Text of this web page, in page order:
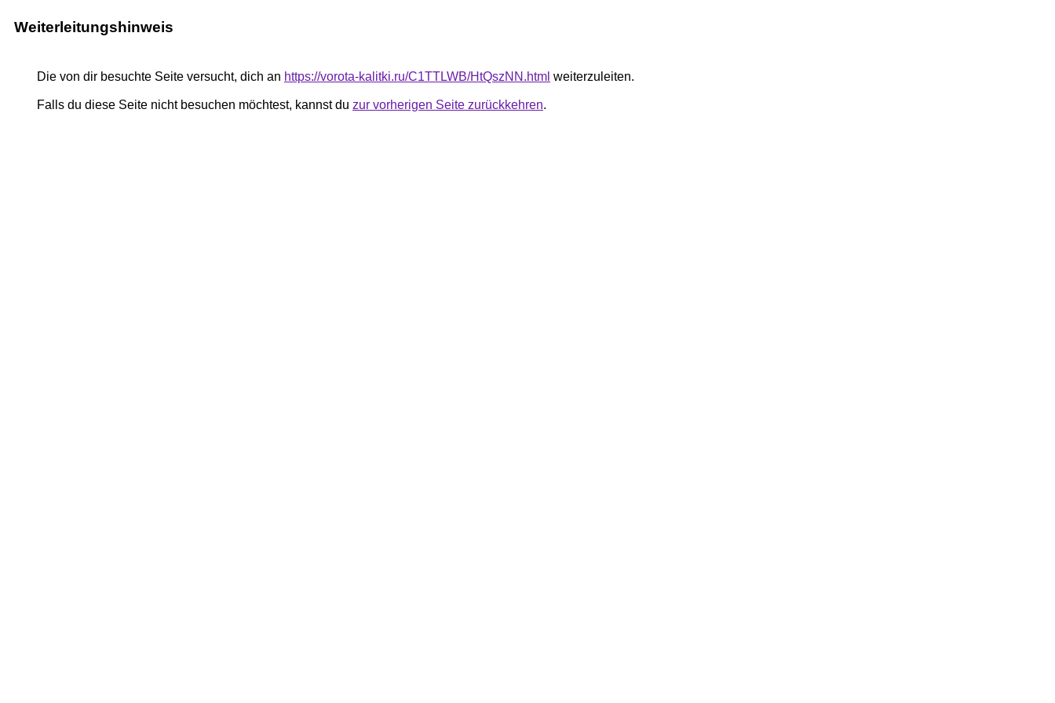
Weiterleitungshinweis
Die von dir besuchte Seite versucht, dich an https://vorota-kalitki.ru/C1TTLWB/HtQszNN.html weiterzuleiten.
Falls du diese Seite nicht besuchen möchtest, kannst du zur vorherigen Seite zurückkehren.